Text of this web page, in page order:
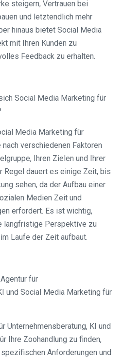
steigern, Vertrauen bei
und letztendlich mehr
hinaus bietet Social Media
mit Ihren Kunden zu
Feedback zu erhalten.
Social Media Marketing für
Media Marketing für
verschiedenen Faktoren
Ihren Zielen und Ihrer
Regel dauert es einige Zeit, bis
sehen, da der Aufbau einer
Medien Zeit und
erfordert. Es ist wichtig,
langfristige Perspektive zu
Laufe der Zeit aufbaut.
für
und Social Media Marketing für
Unternehmensberatung, KI und
Ihre Zoohandlung zu finden,
Anforderungen und